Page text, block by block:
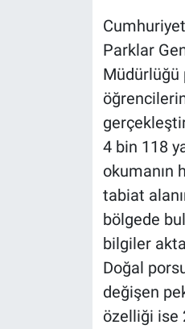
Parklar
Müdürlüğü
4 bin 118
okumanın
tabiat
bölgede
bilgiler
Doğal
değişen
özelliği ise